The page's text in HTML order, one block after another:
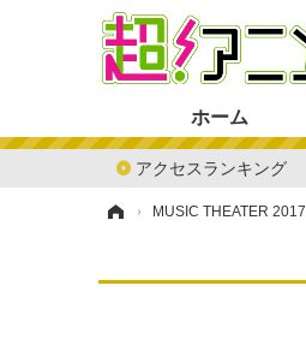
ホーム
アクセスランキング
› MUSIC THEATER 2017